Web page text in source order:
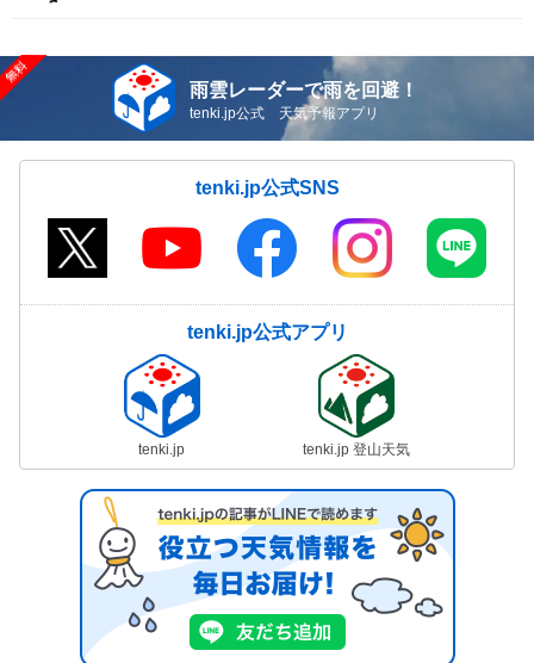
雨雲レーダーで雨を回避！
tenki.jp公式 天気予報アプリ
tenki.jp公式SNS
tenki.jp公式アプリ
tenki.jp tenki.jp 登山天気